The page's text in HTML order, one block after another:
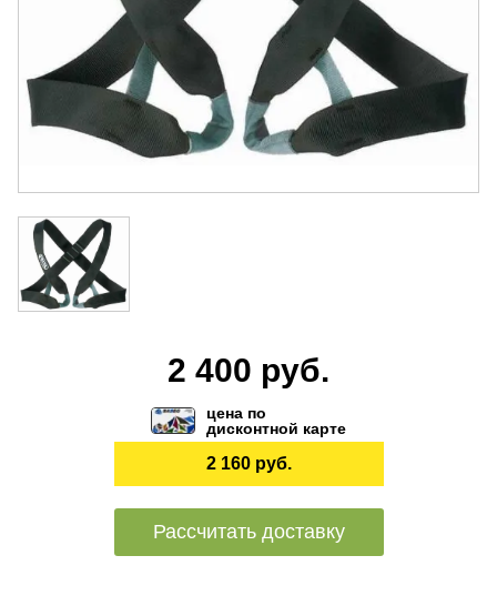
2 400 руб.
цена по
дисконтной карте
2 160 руб.
Рассчитать доставку